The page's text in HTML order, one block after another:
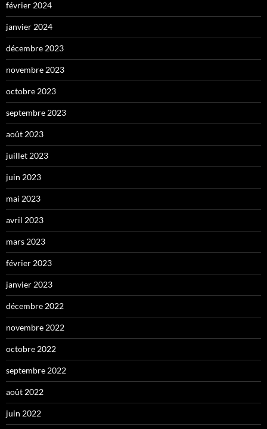
février 2024
janvier 2024
décembre 2023
novembre 2023
octobre 2023
septembre 2023
août 2023
juillet 2023
juin 2023
mai 2023
avril 2023
mars 2023
février 2023
janvier 2023
décembre 2022
novembre 2022
octobre 2022
septembre 2022
août 2022
juin 2022